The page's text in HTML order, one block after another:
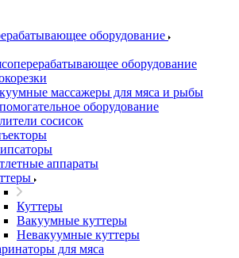
оборудование
оборудование
массажеры для мяса и рыбы
оборудование
сосисок
аппараты
Куттеры
Вакуумные куттеры
Невакуумные куттеры
для мяса